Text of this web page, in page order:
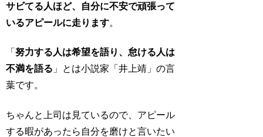
サビてる人ほど、自分に不安で頑張って
いるアピールに走ります。
「努力する人は希望を語り、怠ける人は
不満を語る 」とは小説家「井上靖」の言
葉です。
ちゃんと上司は見ているので、アピール
する暇があったら自分を磨けと言いたい